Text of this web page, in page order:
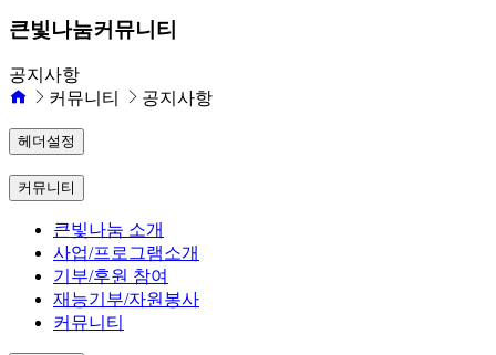
큰빛나눔커뮤니티
공지사항
커뮤니티
공지사항
헤더설정
커뮤니티
큰빛나눔 소개
사업/프로그램소개
기부/후원 참여
재능기부/자원봉사
커뮤니티